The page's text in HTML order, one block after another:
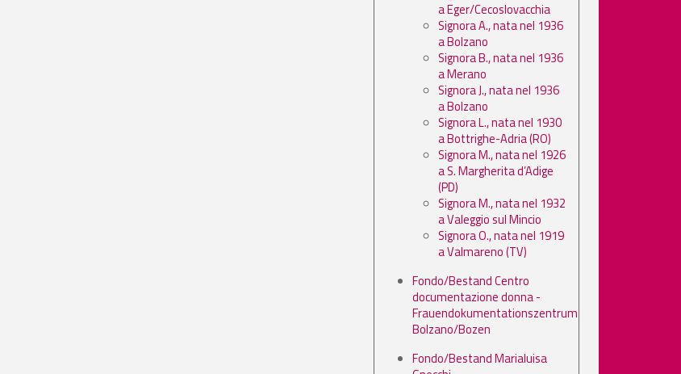
a Eger/Cecoslovacchia
Signora A., nata nel 1936
a Bolzano
Signora B., nata nel 1936
a Merano
Signora J., nata nel 1936
a Bolzano
Signora L., nata nel 1930
a Bottrighe-Adria (RO)
Signora M., nata nel 1926
a S. Margherita d’Adige
(PD)
Signora M., nata nel 1932
a Valeggio sul Mincio
Signora O., nata nel 1919
a Valmareno (TV)
Fondo/Bestand Centro
documentazione donna -
Frauendokumentationszentrum
Bolzano/Bozen
Fondo/Bestand Marialuisa